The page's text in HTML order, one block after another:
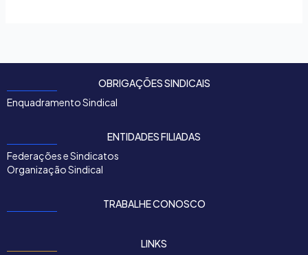
OBRIGAÇÕES SINDICAIS
Enquadramento Sindical
ENTIDADES FILIADAS
Federações e Sindicatos
Organização Sindical
TRABALHE CONOSCO
LINKS